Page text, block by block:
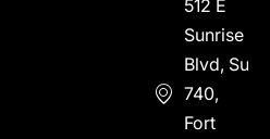
512 E
Sunrise
Blvd, Suite
740,
Fort